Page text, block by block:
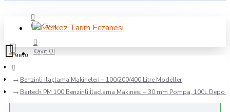
Üye Girişi
Kayıt Ol
Sipariş Takibi
Benzinli İlaçlama Makineleri – 100/200/400 Litre Modeller
Bartech PM 100 Benzinli İlaçlama Makinesi – 30 mm Pompa, 100L Depo |